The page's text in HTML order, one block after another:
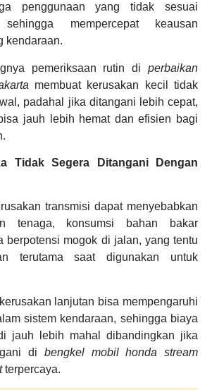
penggunaan yang tidak sesuai
mempercepat keausan
kendaraan.
pemeriksaan rutin di perbaikan
membuat kerusakan kecil tidak
padahal jika ditangani lebih cepat,
jauh lebih hemat dan efisien bagi
Tidak Segera Ditangani Dengan
transmisi dapat menyebabkan
tenaga, konsumsi bahan bakar
berpotensi mogok di jalan, yang tentu
terutama saat digunakan untuk
lanjutan bisa mempengaruhi
sistem kendaraan, sehingga biaya
jauh lebih mahal dibandingkan jika
di bengkel mobil honda stream
terpercaya.